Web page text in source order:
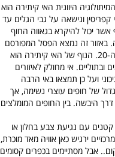
היוונית האי קיתירה הוא
ונישאה על גבי הגלים עד
אשר יכול להיקרא בגאווה החוף
באזור זה נמצא הפסל המפורסם
מברונזה הקרוי "העלם מאנטיקיתירה". פסל זה נמצא במעמקי הים בתחילת המאה ה-20. הנוף של האי קיתירה הוא
אי מחולק לאיזורים
ועל כן תמצאו באי הרבה
של חופים עוצרי נשימה, אך
היבשה. בין החופים המומלצים
עם נגיעת צבע בחלון או
ירגיש כאן אוויה מאד מוכרת,
אבל מסתיימים בכפרים קסומים